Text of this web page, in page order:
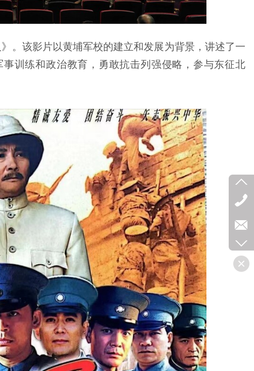
。该影片以黄埔军校的建立和发展为背景，讲述了一
训练和政治教育，勇敢抗击列强侵略，参与东征北